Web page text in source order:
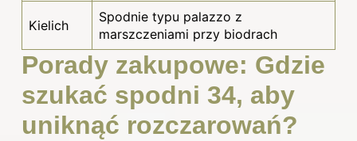
Kielich
Spodnie typu palazzo z
marszczeniami przy biodrach
Porady zakupowe: Gdzie
szukać spodni 34, aby
uniknąć rozczarowań?